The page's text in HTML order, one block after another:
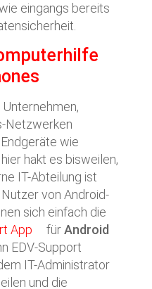
eingangs bereits
Netzwerken
wie
hakt es bisweilen,
IT-Abteilung ist
von Android-
sich einfach die
App fürAndroid
EDV-Support
IT-Administrator
und die